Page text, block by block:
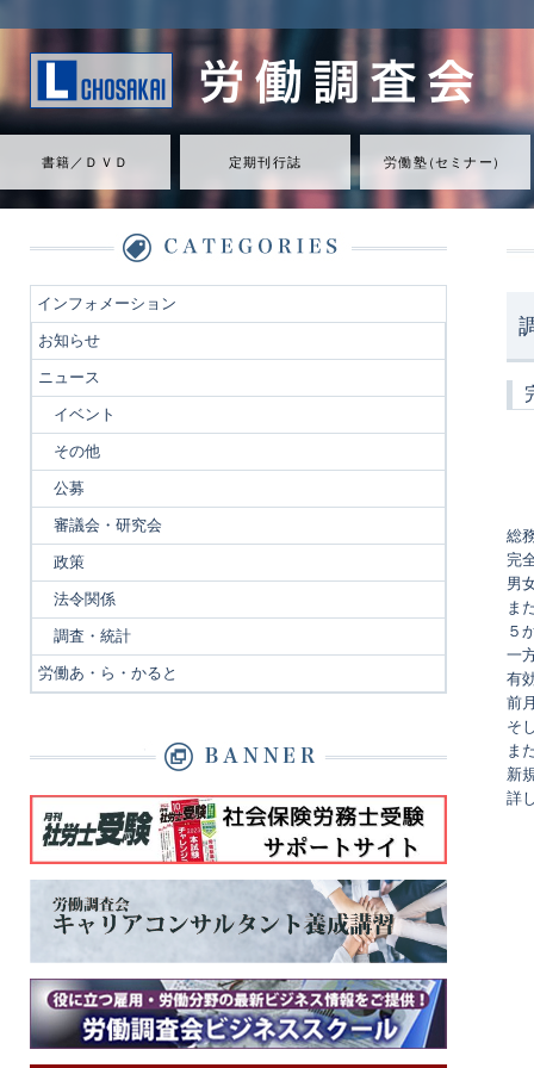
書籍／ＤＶＤ 定期刊行誌 労働塾（セミナ ー ）
総
完
男
ま
５
一
有
前
そ
ま
新
詳
インフォメーション
お知らせ
ニュース
イベント
その他
公募
審議会・研究会
政策
法令関係
調査・統計
労働あ・ら・かると